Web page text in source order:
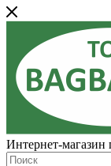
Интернет-магазин